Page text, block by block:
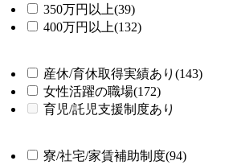
350万円以上(39)
400万円以上(132)
産休/育休取得実績あり(143)
女性活躍の職場(172)
育児/託児支援制度あり
寮/社宅/家賃補助制度(94)